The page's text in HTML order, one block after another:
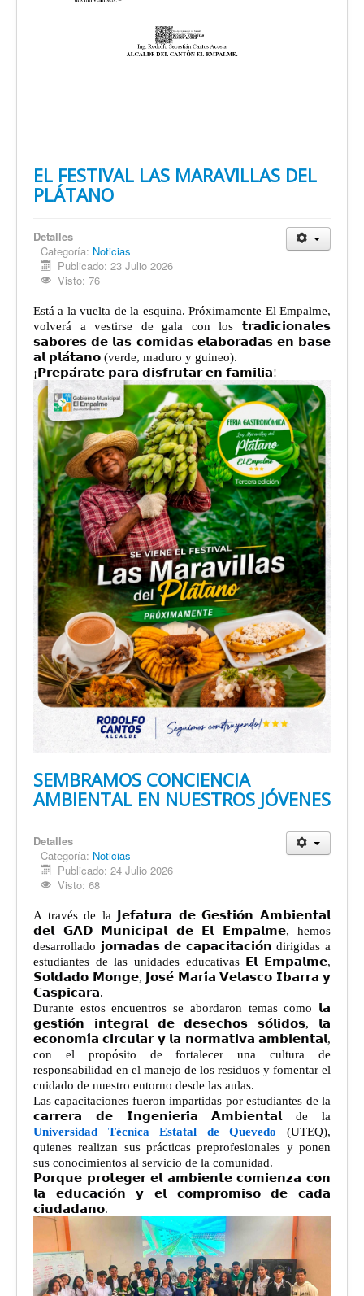
EL FESTIVAL LAS MARAVILLAS DEL
PLÁTANO
Detalles
Categoría: Noticias
Publicado: 23 Julio 2026
Visto: 76
Está a la vuelta de la esquina. Próximamente El Empalme,
volverá a vestirse de gala con los 𝘁𝗿𝗮𝗱𝗶𝗰𝗶𝗼𝗻𝗮𝗹𝗲𝘀
𝘀𝗮𝗯𝗼𝗿𝗲𝘀 𝗱𝗲 𝗹𝗮𝘀 𝗰𝗼𝗺𝗶𝗱𝗮𝘀 𝗲𝗹𝗮𝗯𝗼𝗿𝗮𝗱𝗮𝘀 𝗲𝗻 𝗯𝗮𝘀𝗲
𝗮𝗹 𝗽𝗹𝗮́𝘁𝗮𝗻𝗼 (verde, maduro y guineo).
¡𝗣𝗿𝗲𝗽𝗮́𝗿𝗮𝘁𝗲 𝗽𝗮𝗿𝗮 𝗱𝗶𝘀𝗳𝗿𝘂𝘁𝗮𝗿 𝗲𝗻 𝗳𝗮𝗺𝗶𝗹𝗶𝗮!
SEMBRAMOS CONCIENCIA
AMBIENTAL EN NUESTROS JÓVENES
Detalles
Categoría: Noticias
Publicado: 24 Julio 2026
Visto: 68
A través de la 𝗝𝗲𝗳𝗮𝘁𝘂𝗿𝗮 𝗱𝗲 𝗚𝗲𝘀𝘁𝗶𝗼́𝗻 𝗔𝗺𝗯𝗶𝗲𝗻𝘁𝗮𝗹
𝗱𝗲𝗹 𝗚𝗔𝗗 𝗠𝘂𝗻𝗶𝗰𝗶𝗽𝗮𝗹 𝗱𝗲 𝗘𝗹 𝗘𝗺𝗽𝗮𝗹𝗺𝗲, hemos
desarrollado 𝗷𝗼𝗿𝗻𝗮𝗱𝗮𝘀 𝗱𝗲 𝗰𝗮𝗽𝗮𝗰𝗶𝘁𝗮𝗰𝗶𝗼́𝗻 dirigidas a
estudiantes de las unidades educativas 𝗘𝗹 𝗘𝗺𝗽𝗮𝗹𝗺𝗲,
𝗦𝗼𝗹𝗱𝗮𝗱𝗼 𝗠𝗼𝗻𝗴𝗲, 𝗝𝗼𝘀𝗲́ 𝗠𝗮𝗿𝗶́𝗮 𝗩𝗲𝗹𝗮𝘀𝗰𝗼 𝗜𝗯𝗮𝗿𝗿𝗮 𝘆
𝗖𝗮𝘀𝗽𝗶𝗰𝗮𝗿𝗮.
Durante estos encuentros se abordaron temas como 𝗹𝗮
𝗴𝗲𝘀𝘁𝗶𝗼́𝗻 𝗶𝗻𝘁𝗲𝗴𝗿𝗮𝗹 𝗱𝗲 𝗱𝗲𝘀𝗲𝗰𝗵𝗼𝘀 𝘀𝗼́𝗹𝗶𝗱𝗼𝘀, 𝗹𝗮
𝗲𝗰𝗼𝗻𝗼𝗺𝗶́𝗮 𝗰𝗶𝗿𝗰𝘂𝗹𝗮𝗿 𝘆 𝗹𝗮 𝗻𝗼𝗿𝗺𝗮𝘁𝗶𝘃𝗮 𝗮𝗺𝗯𝗶𝗲𝗻𝘁𝗮𝗹,
con el propósito de fortalecer una cultura de
responsabilidad en el manejo de los residuos y fomentar el
cuidado de nuestro entorno desde las aulas.
Las capacitaciones fueron impartidas por estudiantes de la
𝗰𝗮𝗿𝗿𝗲𝗿𝗮 𝗱𝗲 𝗜𝗻𝗴𝗲𝗻𝗶𝗲𝗿𝗶́𝗮 𝗔𝗺𝗯𝗶𝗲𝗻𝘁𝗮𝗹 de la
Universidad Técnica Estatal de Quevedo (UTEQ),
quienes realizan sus prácticas preprofesionales y ponen
sus conocimientos al servicio de la comunidad.
𝗣𝗼𝗿𝗾𝘂𝗲 𝗽𝗿𝗼𝘁𝗲𝗴𝗲𝗿 𝗲𝗹 𝗮𝗺𝗯𝗶𝗲𝗻𝘁𝗲 𝗰𝗼𝗺𝗶𝗲𝗻𝘇𝗮 𝗰𝗼𝗻
𝗹𝗮 𝗲𝗱𝘂𝗰𝗮𝗰𝗶𝗼́𝗻 𝘆 𝗲𝗹 𝗰𝗼𝗺𝗽𝗿𝗼𝗺𝗶𝘀𝗼 𝗱𝗲 𝗰𝗮𝗱𝗮
𝗰𝗶𝘂𝗱𝗮𝗱𝗮𝗻𝗼.